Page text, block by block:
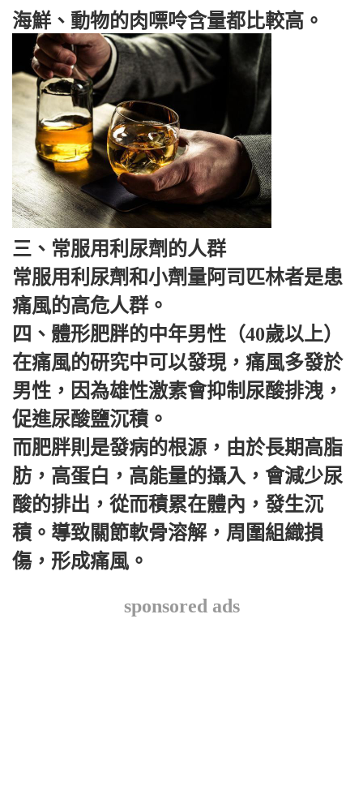
海鮮、動物的肉嘌呤含量都比較高。
三、常服用利尿劑的人群
常服用利尿劑和小劑量阿司匹林者是患
痛風的高危人群。
四、體形肥胖的中年男性（40歲以上）
在痛風的研究中可以發現，痛風多發於
男性，因為雄性激素會抑制尿酸排洩，
促進尿酸鹽沉積。
而肥胖則是發病的根源，由於長期高脂
肪，高蛋白，高能量的攝入，會減少尿
酸的排出，從而積累在體內，發生沉
積。導致關節軟骨溶解，周圍組織損
傷，形成痛風。
sponsored ads